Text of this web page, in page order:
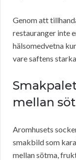
Genom att
restauranger inte
hälsomedvetna
vare saftens
mellan
Aromhusets
smakbild som
mellan sötma,